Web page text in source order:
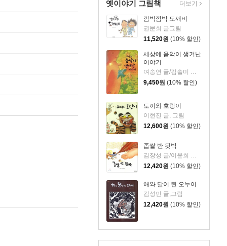
옛이야기 그림책
깜박깜박 도깨비
권문희 글그림
11,520원 (10% 할인)
세상에 음악이 생겨난
이야기
여송연 글/김솔미 그림
9,450원 (10% 할인)
토끼와 호랑이
이현진 글, 그림
12,600원 (10% 할인)
좁쌀 반 됫박
김장성 글/이윤희 그림
12,420원 (10% 할인)
해와 달이 된 오누이
김성민 글,그림
12,420원 (10% 할인)
더보기